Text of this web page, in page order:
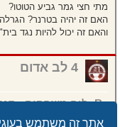
אתר זה משתמש
מתי חצי גמר גביע הטוטו?
האם זה יהיה בטרנר?
והאם זה יכול להיות נגד
4 לב אדום
Re: לוח משחקים - סגל - סטטיסטיקה 25/26
ל